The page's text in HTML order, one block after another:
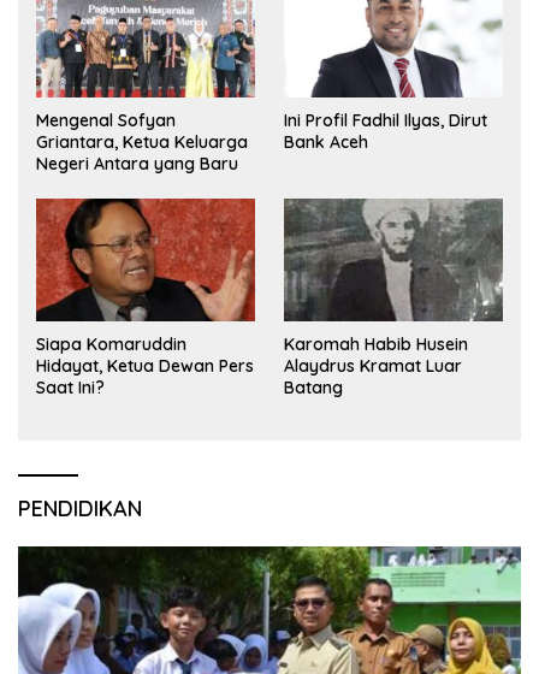
Mengenal Sofyan
Griantara, Ketua Keluarga
Negeri Antara yang Baru
Ini Profil Fadhil Ilyas, Dirut
Bank Aceh
Siapa Komaruddin
Hidayat, Ketua Dewan Pers
Saat Ini?
Karomah Habib Husein
Alaydrus Kramat Luar
Batang
PENDIDIKAN